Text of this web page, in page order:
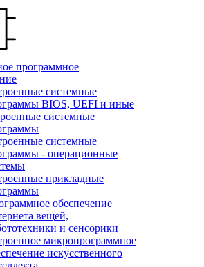
программное
системные
BIOS, UEFI и иные
системные
системные
- операционные
прикладные
обеспечение
вещей,
и сенсорики
микропрограммное
искусственного